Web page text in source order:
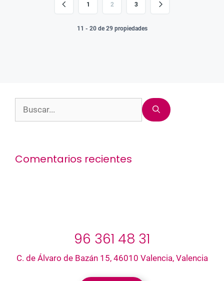
1 2 3
11 - 20 de 29 propiedades
Comentarios recientes
96 361 48 31
C. de Álvaro de Bazán 15, 46010 Valencia, Valencia